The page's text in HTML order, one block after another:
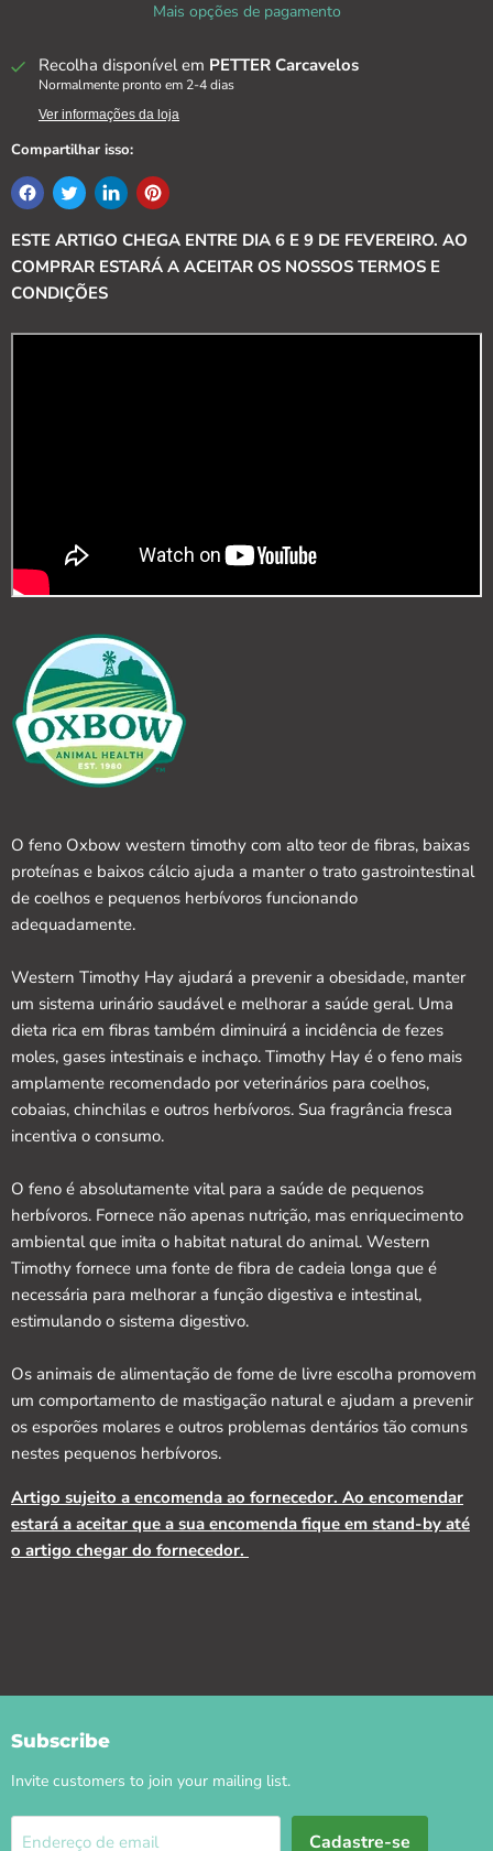
Mais opções de pagamento
Recolha disponível em PETTER Carcavelos
Normalmente pronto em 2-4 dias
Ver informações da loja
Compartilhar isso:
ESTE ARTIGO CHEGA ENTRE DIA 6 E 9 DE FEVEREIRO. AO
COMPRAR ESTARÁ A ACEITAR OS NOSSOS TERMOS E
CONDIÇÕES
O feno Oxbow western timothy com alto teor de fibras, baixas
proteínas e baixos cálcio ajuda a manter o trato gastrointestinal
de coelhos e pequenos herbívoros funcionando
adequadamente.
Western Timothy Hay ajudará a prevenir a obesidade, manter
um sistema urinário saudável e melhorar a saúde geral. Uma
dieta rica em fibras também diminuirá a incidência de fezes
moles, gases intestinais e inchaço. Timothy Hay é o feno mais
amplamente recomendado por veterinários para coelhos,
cobaias, chinchilas e outros herbívoros. Sua fragrância fresca
incentiva o consumo.
O feno é absolutamente vital para a saúde de pequenos
herbívoros. Fornece não apenas nutrição, mas enriquecimento
ambiental que imita o habitat natural do animal. Western
Timothy fornece uma fonte de fibra de cadeia longa que é
necessária para melhorar a função digestiva e intestinal,
estimulando o sistema digestivo.
Os animais de alimentação de fome de livre escolha promovem
um comportamento de mastigação natural e ajudam a prevenir
os esporões molares e outros problemas dentários tão comuns
nestes pequenos herbívoros.
Artigo sujeito a encomenda ao fornecedor. Ao encomendar
estará a aceitar que a sua encomenda fique em stand-by até
o artigo chegar do fornecedor.
Subscribe
Invite customers to join your mailing list.
Endereço de email Cadastre-se